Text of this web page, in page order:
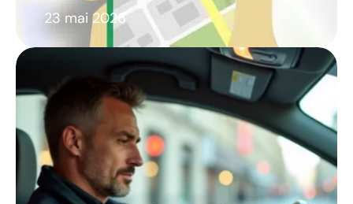
23 mai 2026